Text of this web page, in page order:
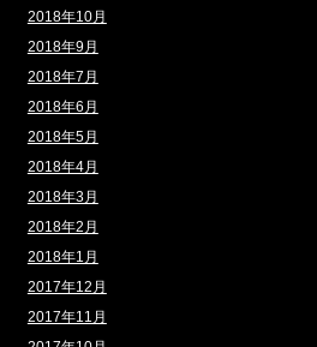
2018年10月
2018年9月
2018年7月
2018年6月
2018年5月
2018年4月
2018年3月
2018年2月
2018年1月
2017年12月
2017年11月